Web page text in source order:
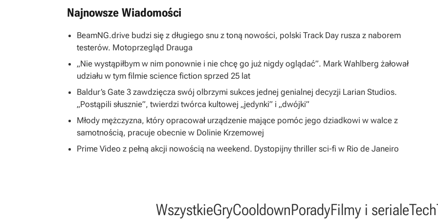
Najnowsze Wiadomości
BeamNG.drive budzi się z długiego snu z toną nowości, polski Track Day rusza z naborem
testerów. Motoprzegląd Drauga
„Nie wystąpiłbym w nim ponownie i nie chcę go już nigdy oglądać”. Mark Wahlberg żałował
udziału w tym filmie science fiction sprzed 25 lat
Baldur’s Gate 3 zawdzięcza swój olbrzymi sukces jednej genialnej decyzji Larian Studios.
„Postąpili słusznie”, twierdzi twórca kultowej „jedynki” i „dwójki”
Młody mężczyzna, który opracował urządzenie mające pomóc jego dziadkowi w walce z
samotnością, pracuje obecnie w Dolinie Krzemowej
Prime Video z pełną akcji nowością na weekend. Dystopijny thriller sci-fi w Rio de Janeiro
WszystkieGryCooldownPoradyFilmy i serialeTech